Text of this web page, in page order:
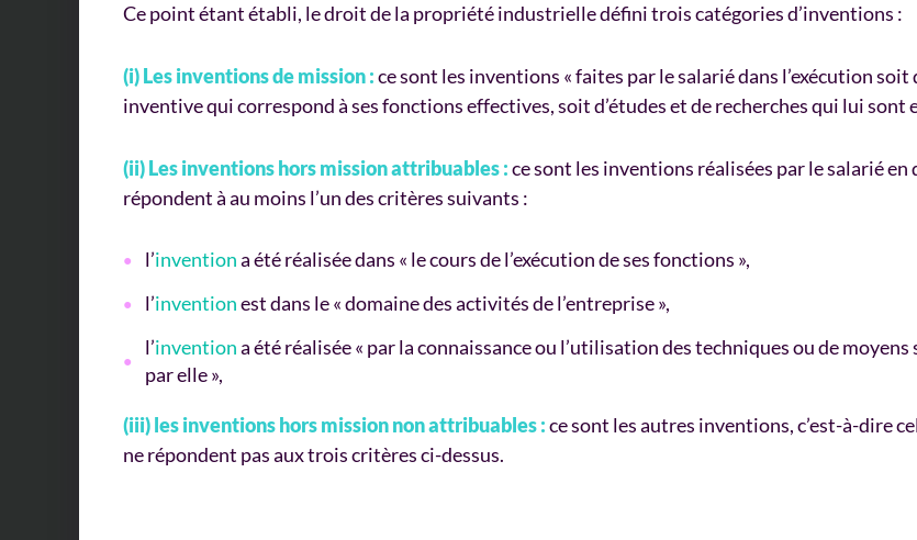
Ce point étant établi, le droit de la propriété industrielle défini trois catégories d’inventions :
(i) Les inventions de mission :ce sont les inventions « faites par le salarié dans l’exécution
inventive qui correspond à ses fonctions effectives, soit d’études et de recherches qui lui sont
(ii) Les inventions hors mission attribuables :ce sont les inventions réalisées par le salarié
répondent à au moins l’un des critères suivants :
l’inventiona été réalisée dans « le cours de l’exécution de ses fonctions »,
l’inventionest dans le « domaine des activités de l’entreprise »,
l’inventiona été réalisée « par la connaissance ou l’utilisation des techniques ou de
par elle »,
(iii) les inventions hors mission non attribuables :ce sont les autres inventions, c’est-à-dire
ne répondent pas aux trois critères ci-dessus.